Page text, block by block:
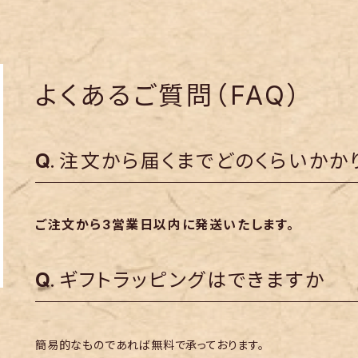
よくあるご質問（FAQ）
注文から届くまでどのくらいかか
ご注文から3営業日以内に発送いたします。
ギフトラッピングはできますか
簡易的なものであれば無料で承っております。